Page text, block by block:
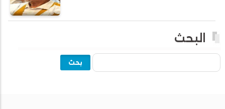
أحمدو ولد أحمد رمظان
البحث
بحث